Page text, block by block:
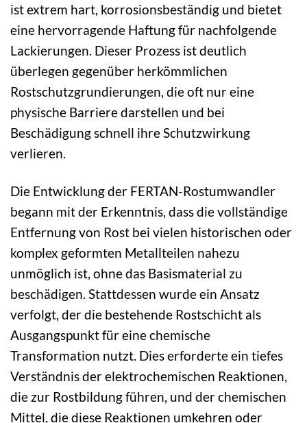
ist extrem hart, korrosionsbeständig und bietet
eine hervorragende Haftung für nachfolgende
Lackierungen. Dieser Prozess ist deutlich
überlegen gegenüber herkömmlichen
Rostschutzgrundierungen, die oft nur eine
physische Barriere darstellen und bei
Beschädigung schnell ihre Schutzwirkung
verlieren.
Die Entwicklung der FERTAN-Rostumwandler
begann mit der Erkenntnis, dass die vollständige
Entfernung von Rost bei vielen historischen oder
komplex geformten Metallteilen nahezu
unmöglich ist, ohne das Basismaterial zu
beschädigen. Stattdessen wurde ein Ansatz
verfolgt, der die bestehende Rostschicht als
Ausgangspunkt für eine chemische
Transformation nutzt. Dies erforderte ein tiefes
Verständnis der elektrochemischen Reaktionen,
die zur Rostbildung führen, und der chemischen
Mittel, die diese Reaktionen umkehren oder